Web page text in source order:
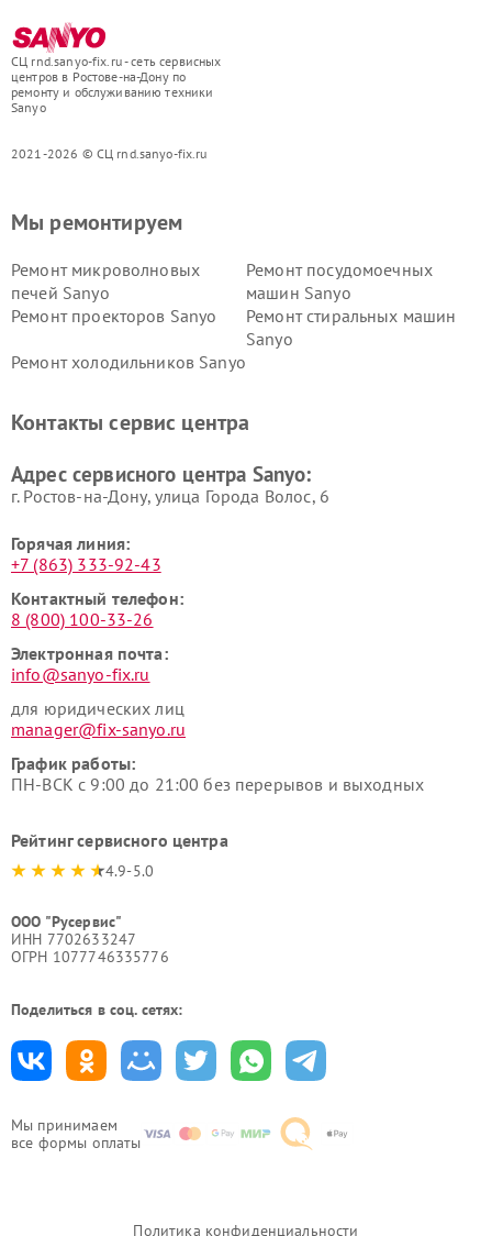
СЦ rnd.sanyo-fix.ru - сеть сервисных
центров в Ростове-на-Дону по
ремонту и обслуживанию техники
Sanyo
2021-2026 © СЦ rnd.sanyo-fix.ru
Мы принимаем
все формы оплаты
Мы ремонтируем
Ремонт микроволновых
печей Sanyo
Ремонт посудомоечных
машин Sanyo
Ремонт проекторов Sanyo
Ремонт стиральных машин
Sanyo
Ремонт холодильников Sanyo
Контакты сервис центра
Адрес сервисного центра Sanyo:
г. Ростов-на-Дону, улица Города Волос, 6
Горячая линия:
+7 (863) 333-92-43
Контактный телефон:
8 (800) 100-33-26
Электронная почта:
info@sanyo-fix.ru
для юридических лиц
manager@fix-sanyo.ru
График работы:
ПН-ВСК с 9:00 до 21:00 без перерывов и выходных
Рейтинг сервисного центра
4.9-5.0
ООО "Русервис"
ИНН 7702633247
ОГРН 1077746335776
Поделиться в соц. сетях:
Политика конфиденциальности